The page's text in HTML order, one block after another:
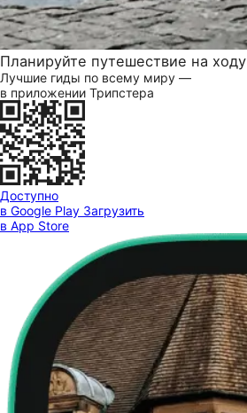
Планируйте путешествие на ходу
Лучшие гиды по всему миру —
в приложении Трипстера
Доступно
в Google Play Загрузить
в App Store